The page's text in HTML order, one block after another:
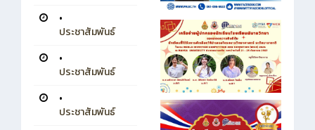
•
ประชาสัมพันธ์
•
ประชาสัมพันธ์
•
ประชาสัมพันธ์